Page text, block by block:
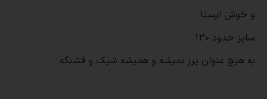
و خوش ایستا
سایز حدود ۱۳۰
به هیچ عنوان پرز نمیشه و همیشه شیک و قشنگه